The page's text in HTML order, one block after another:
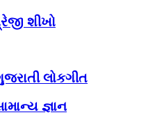
શીખો
લોકગીત
જ્ઞાન